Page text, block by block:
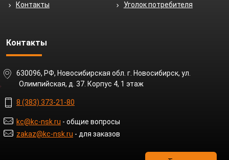
Контакты Уголок потребителя
Контакты
630096, РФ, Новосибирская обл. г. Новосибирск, ул.
Олимпийская, д. 37. Корпус 4, 1 этаж
8 (383) 373-21-80
kc@kc-nsk.ru - общие вопросы
zakaz@kc-nsk.ru - для заказов